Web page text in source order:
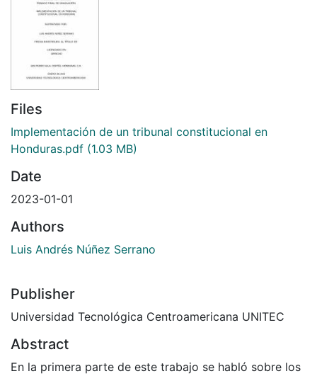
Files
Implementación de un tribunal constitucional en
Honduras.pdf (1.03 MB)
Date
2023-01-01
Authors
Luis Andrés Núñez Serrano
Publisher
Universidad Tecnológica Centroamericana UNITEC
Abstract
En la primera parte de este trabajo se habló sobre los